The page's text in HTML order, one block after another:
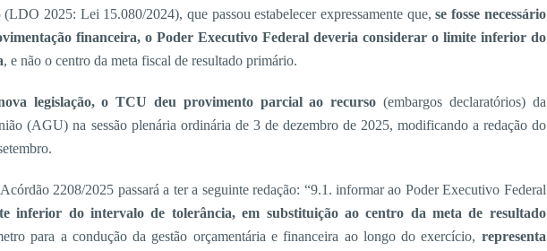
(LDO 2025: Lei 15.080/2024), que passou estabelecer expressamente que,se fosse necessário
financeira, o Poder Executivo Federal deveria considerar o limite inferior do
, e não o centro da meta fiscal de resultado primário.
legislação, o TCU deu provimento parcial ao recurso (embargos declaratórios) da
(AGU) na sessão plenária ordinária de 3 de dezembro de 2025, modificando a redação do
2208/2025 passará a ter a seguinte redação: “9.1. informar ao Poder Executivo Federal
inferior do intervalo de tolerância, em substituição ao centro da meta de resultado
para a condução da gestão orçamentária e financeira ao longo do exercício, representa